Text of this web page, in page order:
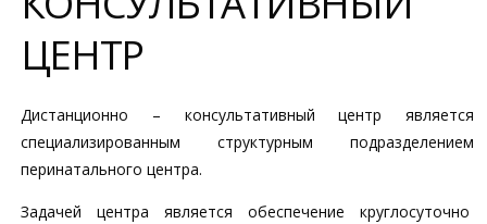
ЦЕНТР
Дистанционно – консультативный центр является
специализированным структурным подразделением
перинатального центра.
Задачей центра является обеспечение круглосуточно